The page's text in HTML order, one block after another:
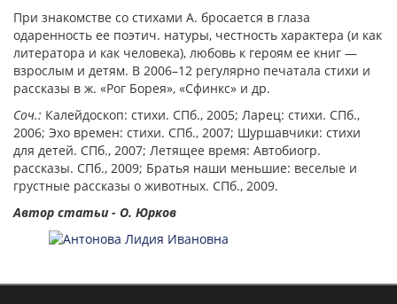
При знакомстве со стихами А. бросается в глаза
одаренность ее поэтич. натуры, честность характера (и как
литератора и как человека), любовь к героям ее книг —
взрослым и детям. В 2006–12 регулярно печатала стихи и
рассказы в ж. «Рог Борея», «Сфинкс» и др.
Соч.: Калейдоскоп: стихи. СПб., 2005; Ларец: стихи. СПб.,
2006; Эхо времен: стихи. СПб., 2007; Шуршавчики: стихи
для детей. СПб., 2007; Летящее время: Автобиогр.
рассказы. СПб., 2009; Братья наши меньшие: веселые и
грустные рассказы о животных. СПб., 2009.
Автор статьи - О. Юрков